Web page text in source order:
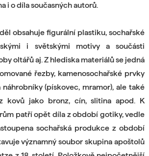
i o díla současných autorů.
obsahuje figurální plastiku, sochařské
i světskými motivy a součásti
oltářů aj. Z hlediska materiálů se jedná
řezby, kamenosochařské prvky
(pískovec, mramor), ale také
kovů jako bronz, cín, slitina apod. K
patří opět díla z období gotiky, vedle
sochařská produkce z období
významný soubor skupina apoštolů